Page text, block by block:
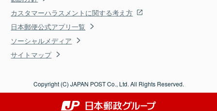
カスタマーハラスメントに関する考え方
日本郵便公式アプリ一覧
ソーシャルメディア
サイトマップ
Copyright (C) JAPAN POST Co., Ltd. All Rights Reserved.